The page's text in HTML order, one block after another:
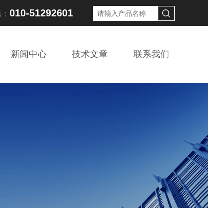
010-51292601
新闻中心 技术文章 联系我们